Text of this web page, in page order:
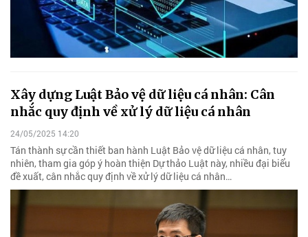
Xây dựng Luật Bảo vệ dữ liệu cá nhân: Cân
nhắc quy định về xử lý dữ liệu cá nhân
24/05/2025 14:20
Tán thành sự cần thiết ban hành Luật Bảo vệ dữ liệu cá nhân, tuy
nhiên, tham gia góp ý hoàn thiện Dự thảo Luật này, nhiều đại biểu
đề xuất, cân nhắc quy định về xử lý dữ liệu cá nhân…